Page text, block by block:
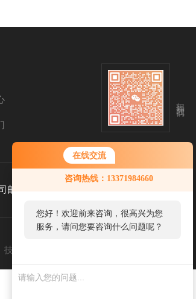
在线交流
咨询热线：13371984660
您好！欢迎前来咨询，很高兴为您
服务，请问您要咨询什么问题呢？
邮箱：
技术支持：